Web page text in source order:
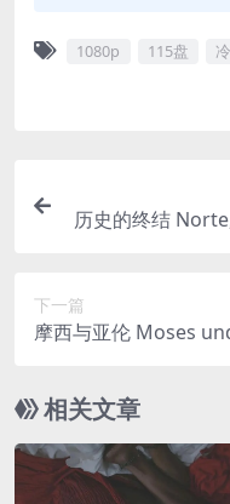
1080p 115盘
历史的终结
下一篇
摩西与亚伦 Moses
相关文章